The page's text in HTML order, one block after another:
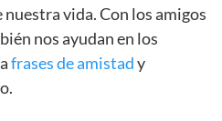
vida. Con los amigos
nos ayudan en los
frases de amistady